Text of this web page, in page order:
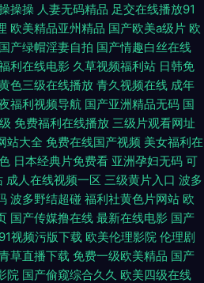
放 97公开视频在线 日韩成人aaaaav 波多
AV天堂资源站 欧美肏屄在线观看视频 91
费视频在线看 先锋影音成人在线视频 91原
男宅褔利视频 激情婷婷社区 五月天堂激情
成人网 97碰碰视频在线观看 久久草蜜桃臀
岛国爱情搬运工久久 香蕉午夜电影 91色网
51社区精品视频导航 97成人福利视频 韩国
操操 人妻无码精品 足交在线播放91
欧美精品亚州精品 国产欧美a级片 欧
国产绿帽淫妻自拍 国产情趣白丝在线
利在线电影 久草视频福利站 日韩免
色三级在线播放 青久视频在线 成年
福利视频导航 国产亚洲精品无码 国
免费福利在线播放 三级片观看网址
站大全 免费在线国产视频 美女福利在
日本经典片免费看 亚洲孕妇无码 可
成人在线视频一区 三级黄片入口 波多
波多野结超碰 福利社黄色片网站 欧
国产传媒撸在线 最新在线电影 国产
91视频污版下载 欧美伦理影院 伦理剧
草直播下载 免费一级欧美精品 国产
院 国产偷窥综合久久 欧美四级在线